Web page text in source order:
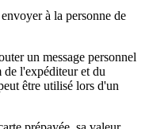
à la personne de
un message personnel
de l'expéditeur et du
être utilisé lors d'un